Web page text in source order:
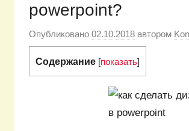
powerpoint?
Опубликовано 02.10.2018 автором
Содержание [показать]